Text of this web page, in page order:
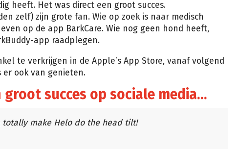
heeft. Het was direct een groot succes.
zelf) zijn grote fan. Wie op zoek is naar medisch
op de app BarkCare. Wie nog geen hond heeft,
app raadplegen.
te verkrijgen in de Apple’s App Store, vanaf volgend
ook van genieten.
groot succes op sociale media…
totally make Helo do the head tilt!